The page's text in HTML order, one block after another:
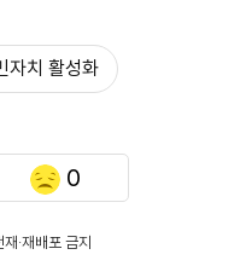
자치 활성화
0
·재배포 금지